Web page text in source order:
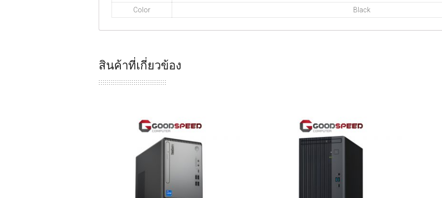
Color
Black
สินค้าที่เกี่ยวข้อง